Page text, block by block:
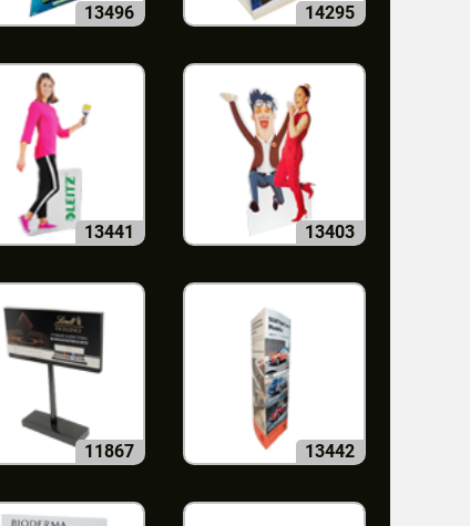
13496 14295
13441 13403
11867 13442